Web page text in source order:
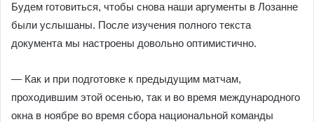
Будем готовиться, чтобы снова наши аргументы в Лозанне
были услышаны. После изучения полного текста
документа мы настроены довольно оптимистично.
— Как и при подготовке к предыдущим матчам,
проходившим этой осенью, так и во время международного
окна в ноябре во время сбора национальной команды